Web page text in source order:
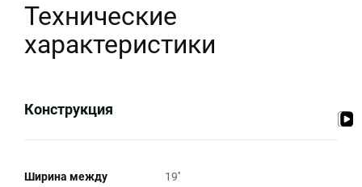
Технические
характеристики
Конструкция
Ширина между
19''